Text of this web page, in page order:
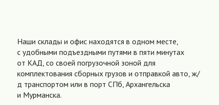
Наши склады и офис находятся в одном месте,
с удобными подъездными путями в пяти минутах
от КАД, со своей погрузочной зоной для
комплектования сборных грузов и отправкой авто, ж/
д транспортом или в порт СПб, Архангельска
и Мурманска.